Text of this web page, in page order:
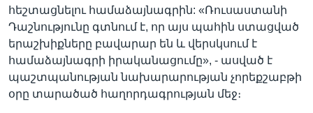
հեշտացնելու համաձայնագրին: «Ռուսաստանի
Դաշնությունը գտնում է, որ այս պահին ստացված
երաշխիքները բավարար են և վերսկսում է
համաձայնագրի իրականացումը», - ասված է
պաշտպանության նախարարության չորեքշաբթի
օրը տարածած հաղորդագրության մեջ։